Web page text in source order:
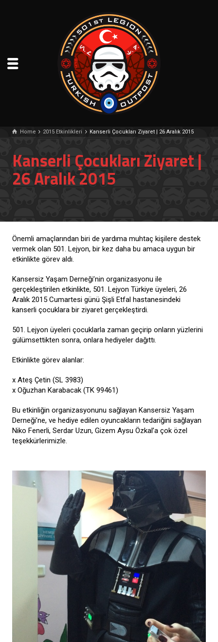
Home 2015 Etkinlikleri Kanserli Çocukları Ziyaret | 26 Aralık 2015
Kanserli Çocukları Ziyaret |
26 Aralık 2015
Önemli amaçlarından biri de yardıma muhtaç kişilere destek
vermek olan 501. Lejyon, bir kez daha bu amaca uygun bir
etkinlikte görev aldı.
Kansersiz Yaşam Derneği’nin organizasyonu ile
gerçekleştirilen etkinlikte, 501. Lejyon Türkiye üyeleri, 26
Aralık 2015 Cumartesi günü Şişli Etfal hastanesindeki
kanserli çocuklara bir ziyaret gerçekleştirdi.
501. Lejyon üyeleri çocuklarla zaman geçirip onların yüzlerini
gülümsettikten sonra, onlara hediyeler dağıttı.
Etkinlikte görev alanlar:
x Ateş Çetin (SL 3983)
x Oğuzhan Karabacak (TK 99461)
Bu etkinliğin organizasyonunu sağlayan Kansersiz Yaşam
Derneği’ne, ve hediye edilen oyuncakların tedariğini sağlayan
Niko Fenerli, Serdar Uzun, Gizem Aysu Özkal’a çok özel
teşekkürlerimizle.